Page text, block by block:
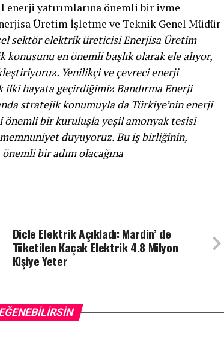
yatırımlarına önemli bir ivme
Üretim İşletme ve Teknik Genel Müdür
sektör elektrik üreticisi Enerjisa Üretim
en önemli başlık olarak ele alıyor,
Yenilikçi ve çevreci enerji
hayata geçirdiğimiz Bandırma Enerji
stratejik konumuyla da Türkiye’nin enerji
önemli bir kuruluşla yeşil amonyak tesisi
duyuyoruz. Bu iş birliğinin,
bir adım olacağına
Dicle Elektrik Açıkladı: Mardin’ de
Tüketilen Kaçak Elektrik 4.8 Milyon
Kişiye Yeter